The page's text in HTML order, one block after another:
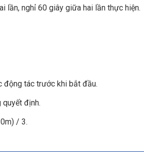
lần, nghỉ 60 giây giữa hai lần thực hiện.
động tác trước khi bắt đầu.
định.
/ 3.